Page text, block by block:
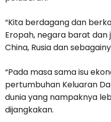
“​Kita berdagang dan
Eropah, negara barat dan
China, Rusia dan
“Pada masa sama isu
pertumbuhan Keluaran
dunia yang nampaknya
dijangkakan.